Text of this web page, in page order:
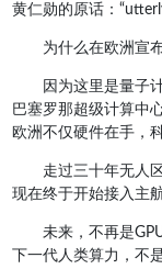
黄仁勋的原话：
为什么在欧洲宣
因为这里是量子
巴塞罗那超级计算中
欧洲不仅硬件在手，
走过三十年无人
现在终于开始接入主航
未来，不再是
下一代人类算力，不